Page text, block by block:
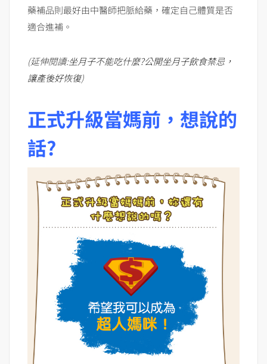
藥補品則最好由中醫師把脈給藥，確定自己體質是否
適合進補。
(延伸閱讀:坐月子不能吃什麼?公開坐月子飲食禁忌，
讓產後好恢復)
正式升級當媽前，想說的
話?